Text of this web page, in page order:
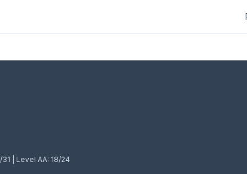
31 | Level AA: 18/24